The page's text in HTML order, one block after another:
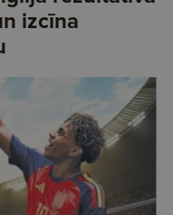
izcīna